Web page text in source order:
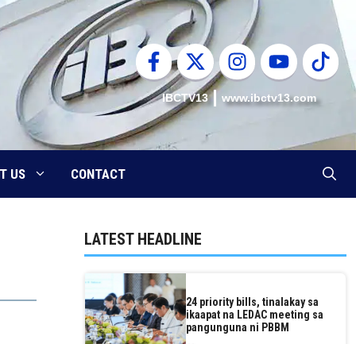
IBCTV13 www.ibctv13.com
US CONTACT
LATEST HEADLINE
24 priority bills, tinalakay sa
ikaapat na LEDAC meeting sa
pangunguna ni PBBM